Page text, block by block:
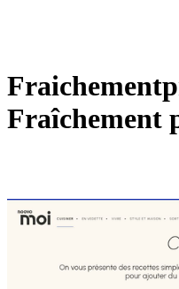
Fraîchement